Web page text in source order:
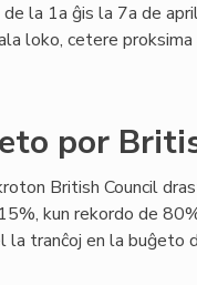
la 1a ĝis la 7a de
loko, cetere
por
British Council
kun rekordo de
tranĉoj en la buĝeto